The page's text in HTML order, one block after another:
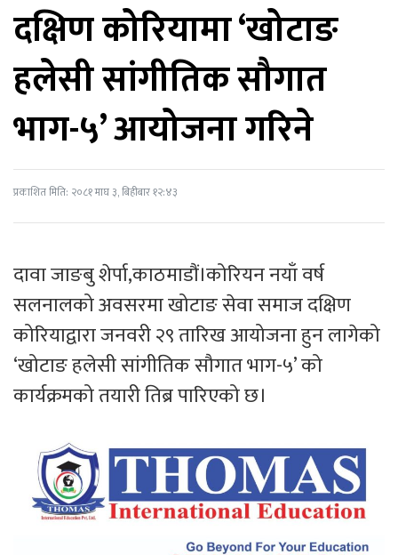
दक्षिण कोरियामा ‘खोटाङ
हलेसी सांगीतिक सौगात
भाग-५’ आयोजना गरिने
प्रकाशित मिति: २०८१ माघ ३, बिहीबार १२:४३
दावा जाङबु शेर्पा,काठमाडौं।कोरियन नयाँ वर्ष
सलनालको अवसरमा खोटाङ सेवा समाज दक्षिण
कोरियाद्वारा जनवरी २९ तारिख आयोजना हुन लागेको
‘खोटाङ हलेसी सांगीतिक सौगात भाग-५’ को
कार्यक्रमको तयारी तिब्र पारिएको छ।